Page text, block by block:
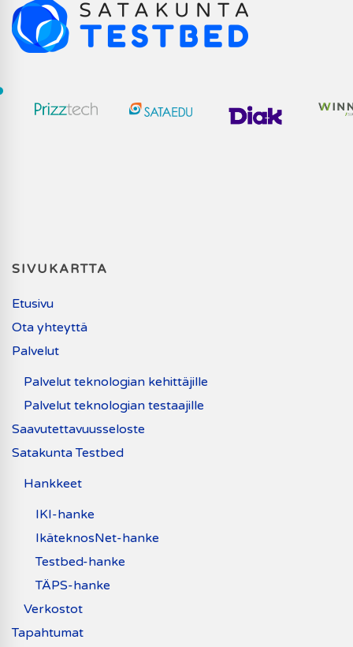
SIVUKARTTA
Etusivu
Ota yhteyttä
Palvelut
Palvelut teknologian kehittäjille
Palvelut teknologian testaajille
Saavutettavuusseloste
Satakunta Testbed
Hankkeet
IKI-hanke
IkäteknosNet-hanke
Testbed-hanke
TÄPS-hanke
Verkostot
Tapahtumat